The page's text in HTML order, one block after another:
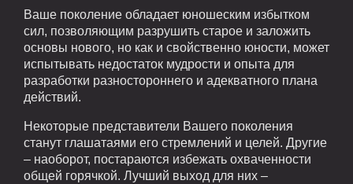
Ваше поколение обладает юношеским избытком
сил, позволяющим разрушить старое и заложить
основы нового, но как и свойственно юности, может
испытывать недостаток мудрости и опыта для
разработки разностороннего и адекватного плана
действий.
Некоторые представители Вашего поколения
станут глашатаями его стремлений и целей. Другие
– наоборот, постараются избежать охваченности
общей горячкой. Лучший выход для них –